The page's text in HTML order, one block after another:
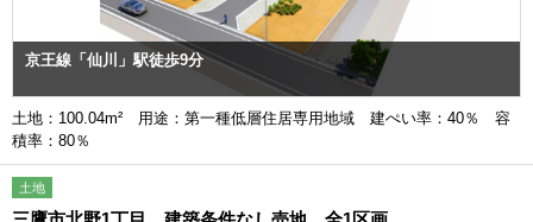
京王線「仙川」駅徒歩9分
土地：100.04m² 用途：第一種低層住居専用地域 建ぺい率：40％ 容
積率：80％
土地